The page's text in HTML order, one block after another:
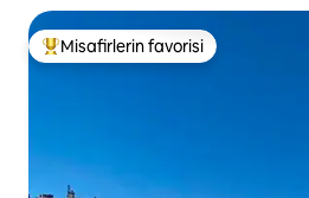
Misafirlerin favorilerinden en
Misafirlerin favorisi